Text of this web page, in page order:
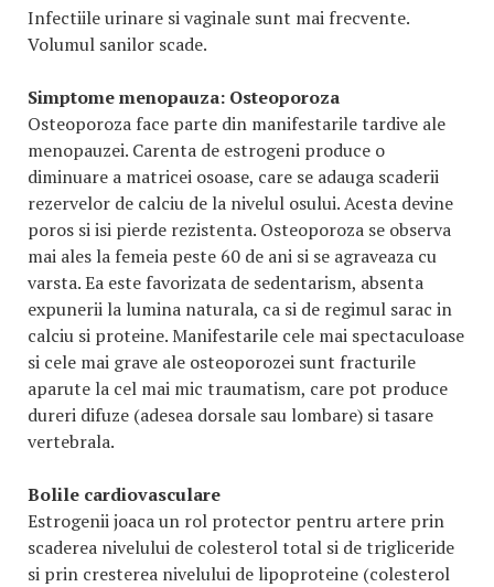
Infectiile urinare si vaginale sunt mai frecvente.
Volumul sanilor scade.
Simptome menopauza: Osteoporoza
Osteoporoza face parte din manifestarile tardive ale
menopauzei. Carenta de estrogeni produce o
diminuare a matricei osoase, care se adauga scaderii
rezervelor de calciu de la nivelul osului. Acesta devine
poros si isi pierde rezistenta. Osteoporoza se observa
mai ales la femeia peste 60 de ani si se agraveaza cu
varsta. Ea este favorizata de sedentarism, absenta
expunerii la lumina naturala, ca si de regimul sarac in
calciu si proteine. Manifestarile cele mai spectaculoase
si cele mai grave ale osteoporozei sunt fracturile
aparute la cel mai mic traumatism, care pot produce
dureri difuze (adesea dorsale sau lombare) si tasare
vertebrala.
Bolile cardiovasculare
Estrogenii joaca un rol protector pentru artere prin
scaderea nivelului de colesterol total si de trigliceride
si prin cresterea nivelului de lipoproteine (colesterol